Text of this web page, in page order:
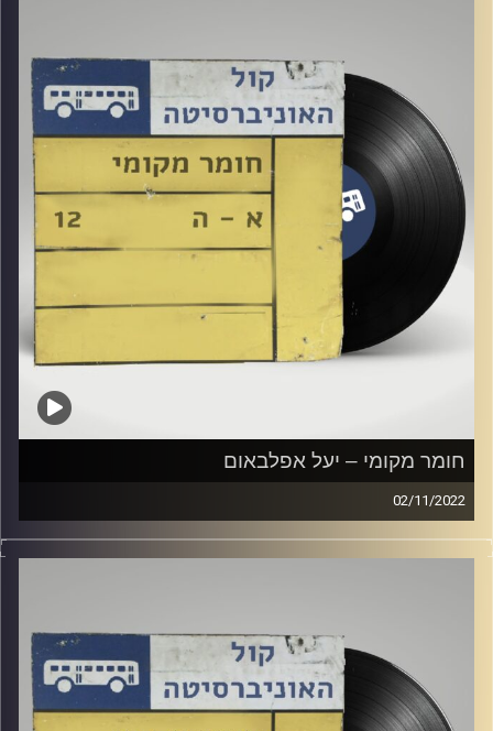
חומר מקומי – יעל אפלבאום
02/11/2022
שעה של מוזיקה ישראלית עם יעל אפלבאום